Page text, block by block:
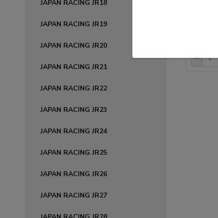
JAPAN RACING JR18
JAPAN RACING JR19
JAPAN RACING JR20
JAPAN RACING JR21
JAPAN RACING JR22
JAPAN RACING JR23
JAPAN RACING JR24
JAPAN RACING JR25
JAPAN RACING JR26
JAPAN RACING JR27